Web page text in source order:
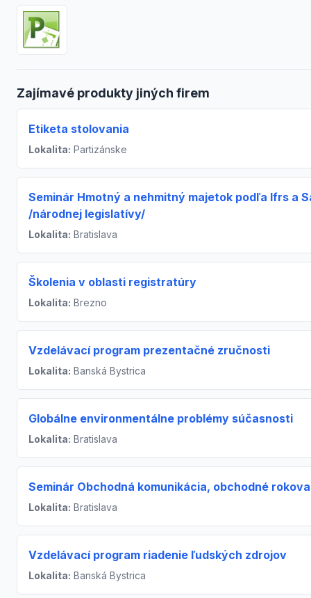
Zajímavé produkty jiných firem
Etiketa stolovania
Lokalita: Partizánske
Seminár Hmotný a nehmitný majetok podľa Ifrs a
/národnej legislatívy/
Lokalita: Bratislava
Školenia v oblasti registratúry
Lokalita: Brezno
Vzdelávací program prezentačné zručnosti
Lokalita: Banská Bystrica
Globálne environmentálne problémy súčasnosti
Lokalita: Bratislava
Seminár Obchodná komunikácia, obchodné
Lokalita: Bratislava
Vzdelávací program riadenie ľudských zdrojov
Lokalita: Banská Bystrica